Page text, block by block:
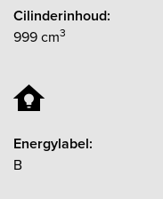
Cilinderinhoud:
999 cm3
Energylabel:
B